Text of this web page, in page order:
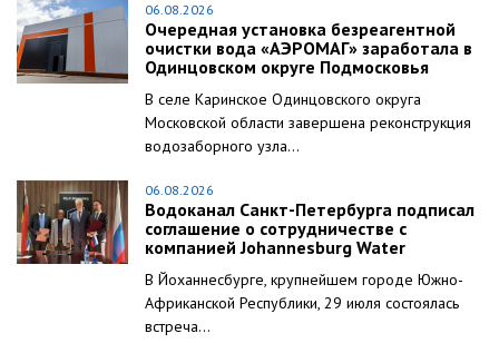
06.08.2026
Очередная установка безреагентной
очистки вода «АЭРОМАГ» заработала в
Одинцовском округе Подмосковья
В селе Каринское Одинцовского округа
Московской области завершена реконструкция
водозаборного узла...
06.08.2026
Водоканал Санкт-Петербурга подписал
соглашение о сотрудничестве с
компанией Johannesburg Water
В Йоханнесбурге, крупнейшем городе Южно-
Африканской Республики, 29 июля состоялась
встреча...